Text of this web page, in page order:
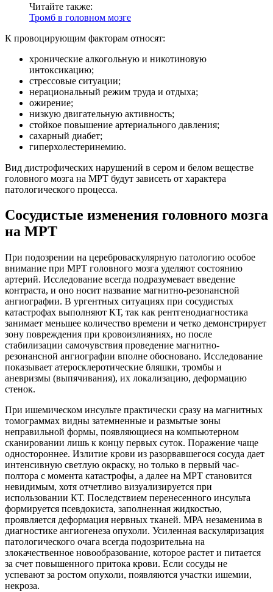
Читайте также:
Тромб в головном мозге
К провоцирующим факторам относят:
хронические алкогольную и никотиновую
интоксикацию;
стрессовые ситуации;
нерациональный режим труда и отдыха;
ожирение;
низкую двигательную активность;
стойкое повышение артериального давления;
сахарный диабет;
гиперхолестеринемию.
Вид дистрофических нарушений в сером и белом веществе
головного мозга на МРТ будут зависеть от характера
патологического процесса.
Сосудистые изменения головного мозга
на МРТ
При подозрении на цереброваскулярную патологию особое
внимание при МРТ головного мозга уделяют состоянию
артерий. Исследование всегда подразумевает введение
контраста, и оно носит название магнитно-резонансной
ангиографии. В ургентных ситуациях при сосудистых
катастрофах выполняют КТ, так как рентгенодиагностика
занимает меньшее количество времени и четко демонстрирует
зону повреждения при кровоизлияниях, но после
стабилизации самочувствия проведение магнитно-
резонансной ангиографии вполне обосновано. Исследование
показывает атеросклеротические бляшки, тромбы и
аневризмы (выпячивания), их локализацию, деформацию
стенок.
При ишемическом инсульте практически сразу на магнитных
томограммах видны затемненные и размытые зоны
неправильной формы, появляющиеся на компьютерном
сканировании лишь к концу первых суток. Поражение чаще
одностороннее. Излитие крови из разорвавшегося сосуда дает
интенсивную светлую окраску, но только в первый час-
полтора с момента катастрофы, а далее на МРТ становится
невидимым, хотя отчетливо визуализируется при
использовании КТ. Последствием перенесенного инсульта
формируется псевдокиста, заполненная жидкостью,
проявляется деформация нервных тканей. МРА незаменима в
диагностике ангиогенеза опухоли. Усиленная васкуляризация
патологического очага всегда подозрительна на
злокачественное новообразование, которое растет и питается
за счет повышенного притока крови. Если сосуды не
успевают за ростом опухоли, появляются участки ишемии,
некроза.